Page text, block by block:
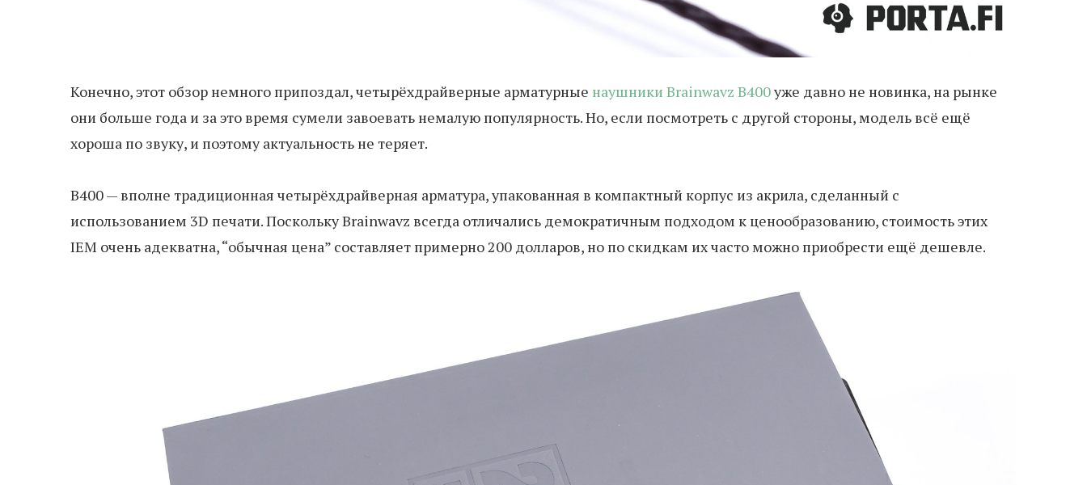
Конечно, этот обзор немного припоздал, четырёхдрайверные арматурные наушники Brainwavz B400уже давно не новинка, на рынке
они больше года и за это время сумели завоевать немалую популярность. Но, если посмотреть с другой стороны, модель всё ещё
хороша по звуку, и поэтому актуальность не теряет.
B400 — вполне традиционная четырёхдрайверная арматура, упакованная в компактный корпус из акрила, сделанный с
использованием 3D печати. Поскольку Brainwavz всегда отличались демократичным подходом к ценообразованию, стоимость этих
IEM очень адекватна, “обычная цена” составляет примерно 200 долларов, но по скидкам их часто можно приобрести ещё дешевле.